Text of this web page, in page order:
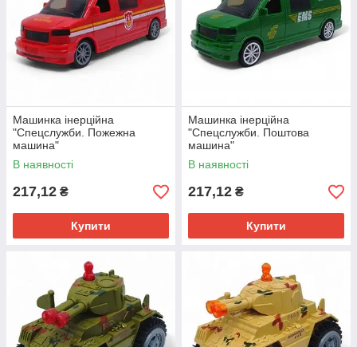
Машинка інерційна
"Спецслужби. Пожежна
машина"
В наявності
217,12 ₴
Купити
Машинка інерційна
"Спецслужби. Поштова
машина"
В наявності
217,12 ₴
Купити